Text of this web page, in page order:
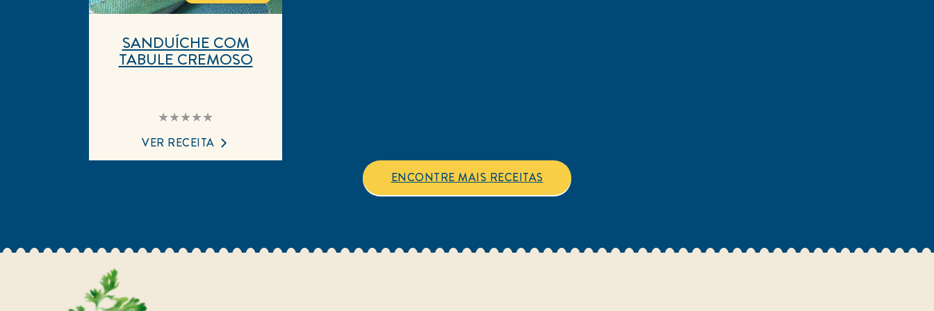
Nenhuma
avaliação
para
SANDUÍCHE COM
TABULE CREMOSO
VER RECEITA
ENCONTRE MAIS RECEITAS